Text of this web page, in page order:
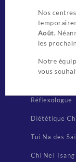
Beauté
CAP
Réflexologue
Diététique
Tui Na des
Chi Nei Tsang
Nos
Août.
les
Notre
vous